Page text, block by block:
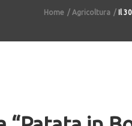
Home Agricoltura Il